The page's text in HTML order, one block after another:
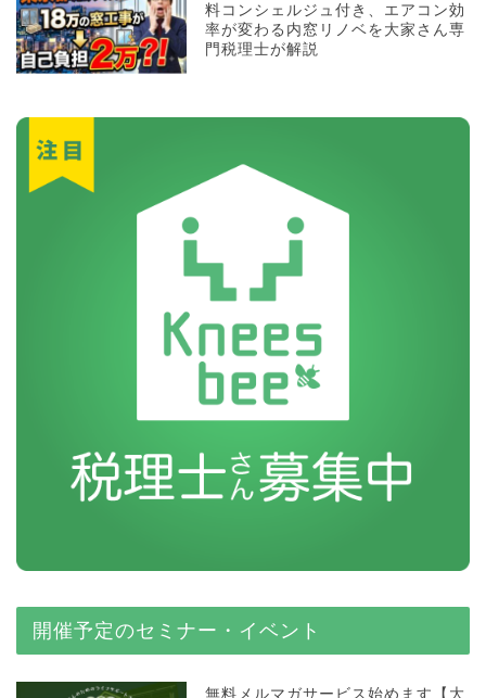
料コンシェルジュ付き、エアコン効
率が変わる内窓リノベを大家さん専
門税理士が解説
開催予定のセミナー・イベント
無料メルマガサービス始めます【大